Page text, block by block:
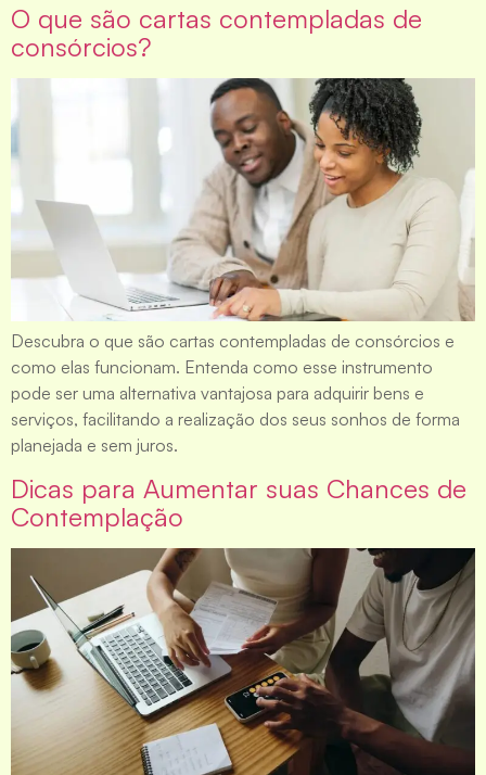
O que são cartas contempladas de
consórcios?
Descubra o que são cartas contempladas de consórcios e
como elas funcionam. Entenda como esse instrumento
pode ser uma alternativa vantajosa para adquirir bens e
serviços, facilitando a realização dos seus sonhos de forma
planejada e sem juros.
Dicas para Aumentar suas Chances de
Contemplação